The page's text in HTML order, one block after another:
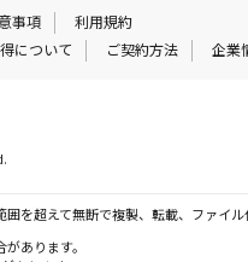
事項
利用規約
について ご契約方法 企業
を超えて無断で複製、転載、ファイル
あります。